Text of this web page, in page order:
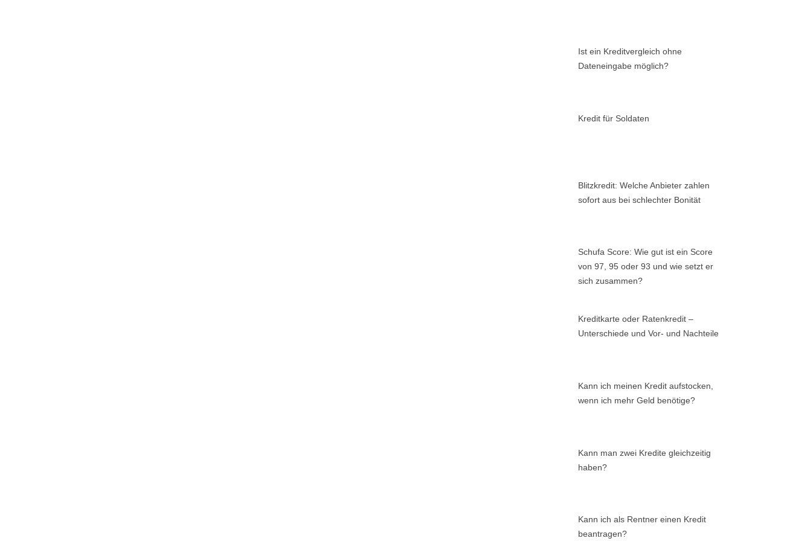
Ist ein Kreditvergleich ohne
Dateneingabe möglich?
Kredit für Soldaten
Blitzkredit: Welche Anbieter zahlen
sofort aus bei schlechter Bonität
Schufa Score: Wie gut ist ein Score
von 97, 95 oder 93 und wie setzt er
sich zusammen?
Kreditkarte oder Ratenkredit –
Unterschiede und Vor- und Nachteile
Kann ich meinen Kredit aufstocken,
wenn ich mehr Geld benötige?
Kann man zwei Kredite gleichzeitig
haben?
Kann ich als Rentner einen Kredit
beantragen?